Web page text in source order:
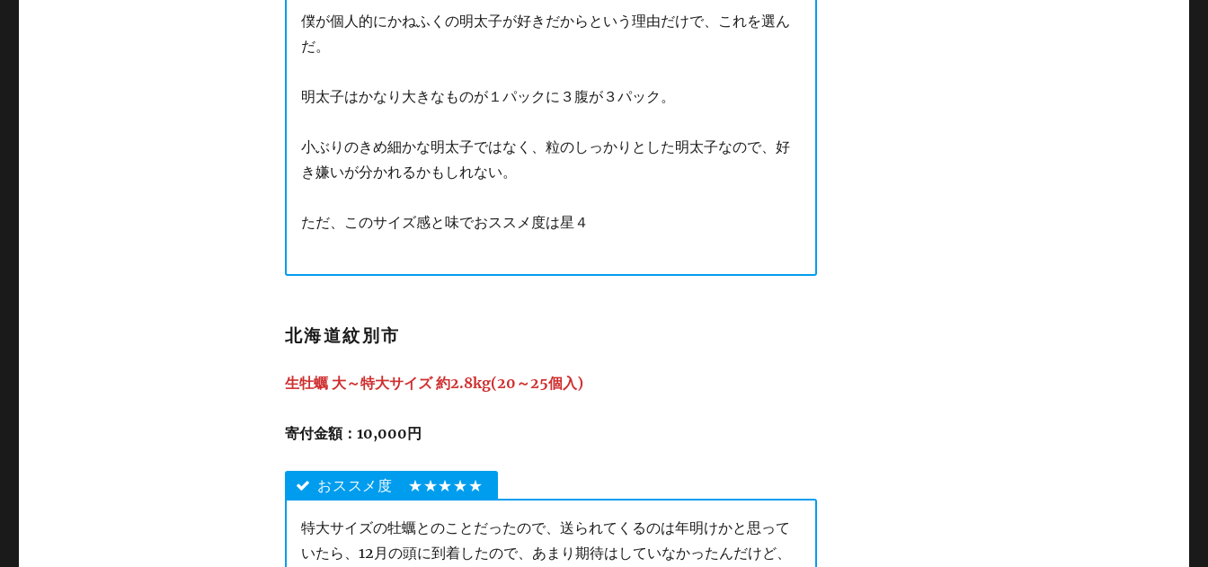
僕が個人的にかねふくの明太子が好きだからという理由だけで、これを選ん
だ。
明太子はかなり大きなものが１パックに３腹が３パック。
小ぶりのきめ細かな明太子ではなく、粒のしっかりとした明太子なので、好
き嫌いが分かれるかもしれない。
ただ、このサイズ感と味でおススメ度は星４
北海道紋別市
生牡蠣 大～特大サイズ 約2.8kg(20～25個入)
寄付金額： 10,000円
おススメ度 ★★★★★
特大サイズの牡蠣とのことだったので、送られてくるのは年明けかと思って
いたら、12月の頭に到着したので、あまり期待はしていなかったんだけど、